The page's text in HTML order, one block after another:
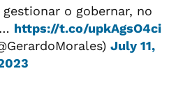
o gobernar, no
https://t.co/upkAgsO4ci
July 11,